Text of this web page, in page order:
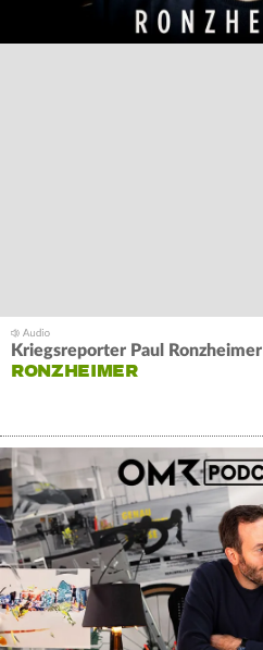
Kriegsreporter Paul Ronzheimer
RONZHEIMER